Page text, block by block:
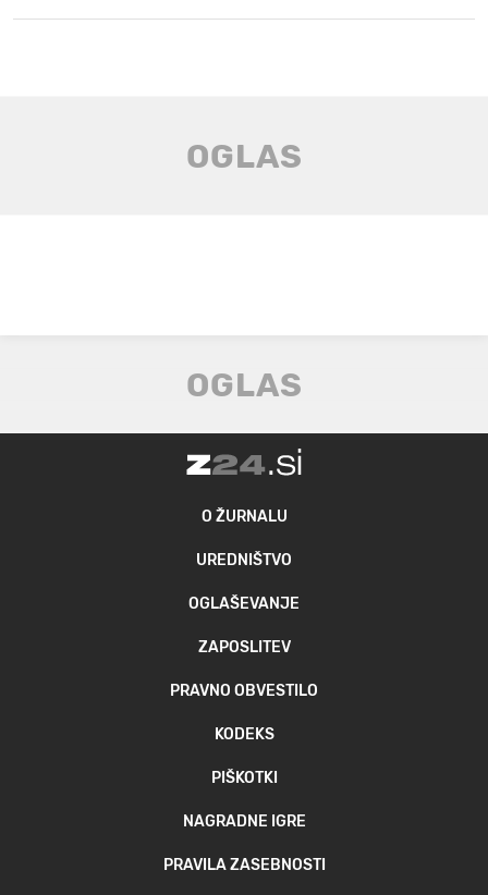
O ŽURNALU
UREDNIŠTVO
OGLAŠEVANJE
ZAPOSLITEV
PRAVNO OBVESTILO
KODEKS
PIŠKOTKI
NAGRADNE IGRE
PRAVILA ZASEBNOSTI